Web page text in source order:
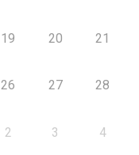
19 20 21
26 27 28
2 3 4